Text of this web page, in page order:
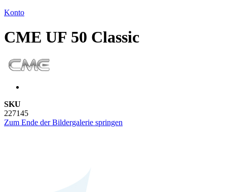
Konto
CME UF 50 Classic
SKU
227145
Zum Ende der Bildergalerie springen